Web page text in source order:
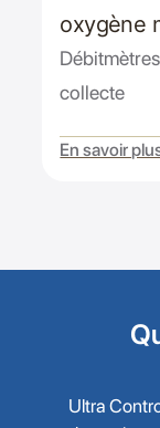
oxygène
collecte
En savoir
Ultra